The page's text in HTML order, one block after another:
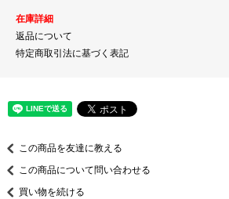
在庫詳細
返品について
特定商取引法に基づく表記
この商品を友達に教える
この商品について問い合わせる
買い物を続ける